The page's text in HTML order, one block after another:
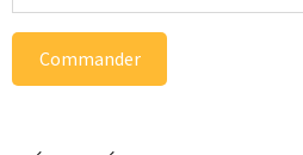
Commander